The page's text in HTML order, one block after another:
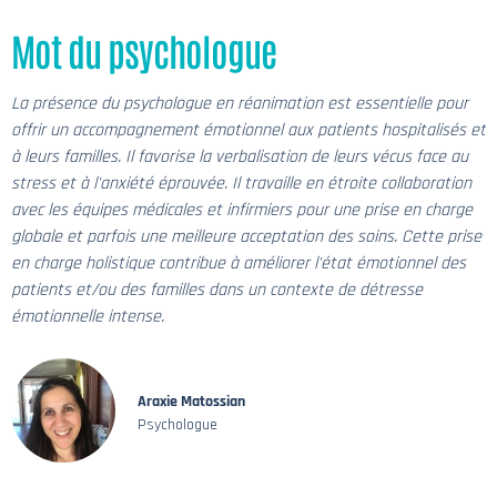
Mot du psychologue
La présence du psychologue en réanimation est essentielle pour
offrir un accompagnement émotionnel aux patients hospitalisés et
à leurs familles. Il favorise la verbalisation de leurs vécus face au
stress et à l'anxiété éprouvée. Il travaille en étroite collaboration
avec les équipes médicales et infirmiers pour une prise en charge
globale et parfois une meilleure acceptation des soins. Cette prise
en charge holistique contribue à améliorer l'état émotionnel des
patients et/ou des familles dans un contexte de détresse
émotionnelle intense.
Araxie Matossian
Psychologue